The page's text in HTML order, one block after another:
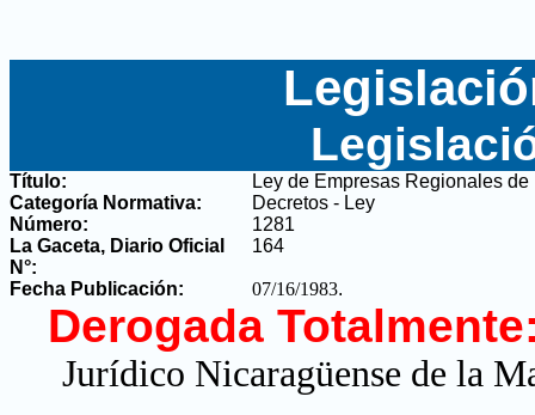
Título:
Ley de Empresas Regionales
Categoría Normativa:
Decretos - Ley
Número:
1281
La Gaceta, Diario Oficial
N°:
164
Fecha Publicación: 07/16/1983.
Derogada
Jurídico Nicaragüense de la